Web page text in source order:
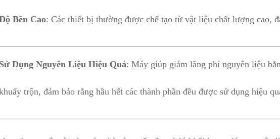
Bền Cao: Các thiết bị thường được chế tạo từ vật liệu chất lượng cao,
Sử Dụng Nguyên Liệu Hiệu Quả: Máy giúp giảm lãng phí nguyên liệu
trộn, đảm bảo rằng hầu hết các thành phần đều được sử dụng hiệu